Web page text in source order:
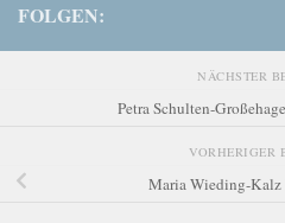
FOLGEN:
NÄCHSTER
Petra Schulten-
VORHERIGER
Maria Wieding-Kalz